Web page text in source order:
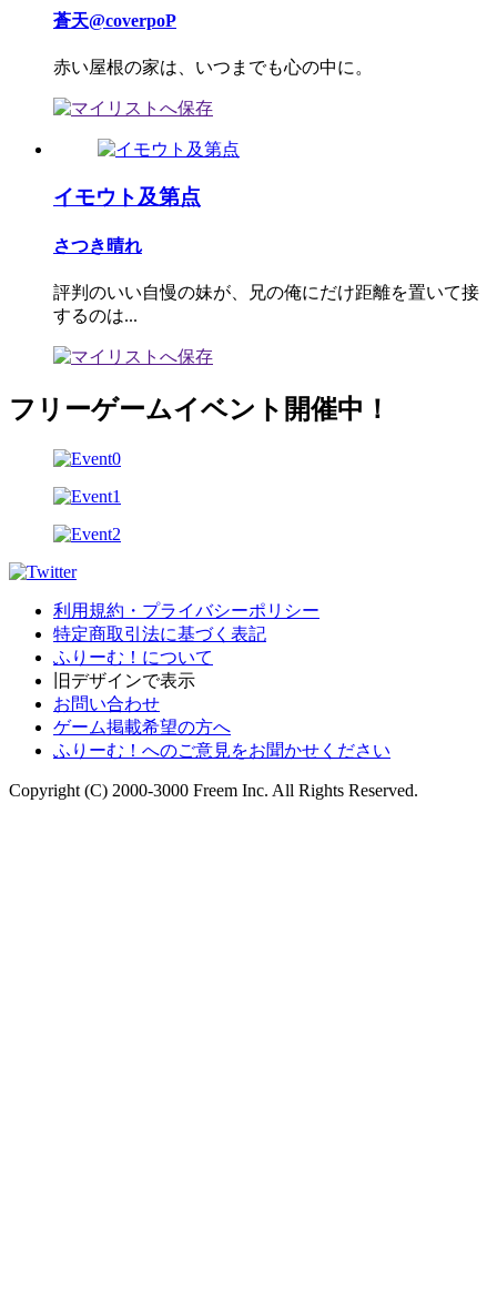
蒼天@coverpoP
赤い屋根の家は、いつまでも心の中に。
イモウト及第点
さつき晴れ
評判のいい自慢の妹が、兄の俺にだけ距離を置いて接
するのは...
フリーゲームイベント開催中！
利用規約・プライバシーポリシー
特定商取引法に基づく表記
ふりーむ！について
旧デザインで表示
お問い合わせ
ゲーム掲載希望の方へ
ふりーむ！へのご意見をお聞かせください
Copyright (C) 2000-3000 Freem Inc. All Rights Reserved.